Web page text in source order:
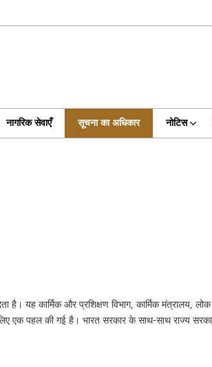
नागरिक सेवाएँ सूचना का अधिकार नोटिस
यह कार्मिक और प्रशिक्षण विभाग, कार्मिक मंत्रालय,
एक पहल की गई है। भारत सरकार के साथ-साथ राज्य